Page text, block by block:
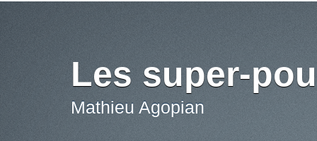
Les super-
Mathieu Agopian